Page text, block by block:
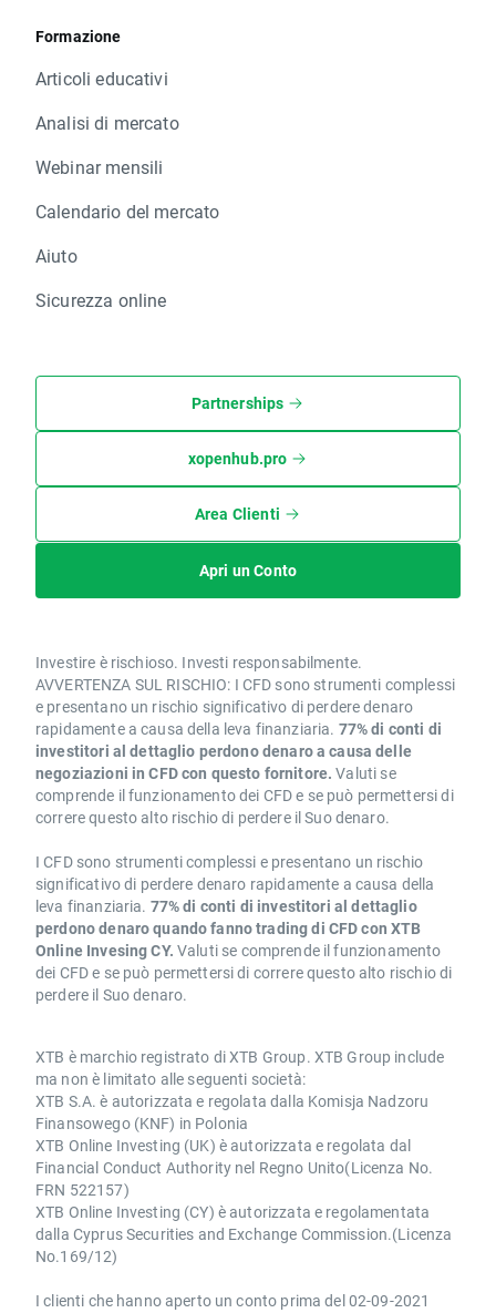
Formazione
Articoli educativi
Analisi di mercato
Webinar mensili
Calendario del mercato
Aiuto
Sicurezza online
Partnerships
xopenhub.pro
Area Clienti
Apri un Conto
Investire è rischioso. Investi responsabilmente.
AVVERTENZA SUL RISCHIO: I CFD sono strumenti complessi
e presentano un rischio significativo di perdere denaro
rapidamente a causa della leva finanziaria. 77% di conti di
investitori al dettaglio perdono denaro a causa delle
negoziazioni in CFD con questo fornitore. Valuti se
comprende il funzionamento dei CFD e se può permettersi di
correre questo alto rischio di perdere il Suo denaro.
I CFD sono strumenti complessi e presentano un rischio
significativo di perdere denaro rapidamente a causa della
leva finanziaria. 77% di conti di investitori al dettaglio
perdono denaro quando fanno trading di CFD con XTB
Online Invesing CY. Valuti se comprende il funzionamento
dei CFD e se può permettersi di correre questo alto rischio di
perdere il Suo denaro.
XTB è marchio registrato di XTB Group. XTB Group include
ma non è limitato alle seguenti società:
XTB S.A. è autorizzata e regolata dalla Komisja Nadzoru
Finansowego (KNF) in Polonia
XTB Online Investing (UK) è autorizzata e regolata dal
Financial Conduct Authority nel Regno Unito(Licenza No.
FRN 522157)
XTB Online Investing (CY) è autorizzata e regolamentata
dalla Cyprus Securities and Exchange Commission.(Licenza
No.169/12)
I clienti che hanno aperto un conto prima del 02-09-2021